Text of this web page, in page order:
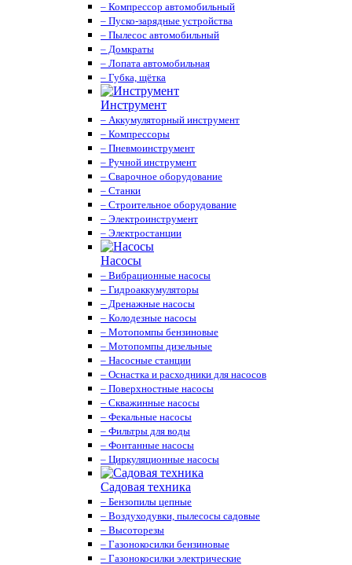
– Компрессор автомобильный
– Пуско-зарядные устройства
– Пылесос автомобильный
– Домкраты
– Лопата автомобильная
– Губка, щётка
Инструмент
– Аккумуляторный инструмент
– Компрессоры
– Пневмоинструмент
– Ручной инструмент
– Сварочное оборудование
– Станки
– Строительное оборудование
– Электроинструмент
– Электростанции
Насосы
– Вибрационные насосы
– Гидроаккумуляторы
– Дренажные насосы
– Колодезные насосы
– Мотопомпы бензиновые
– Мотопомпы дизельные
– Насосные станции
– Оснастка и расходники для насосов
– Поверхностные насосы
– Скважинные насосы
– Фекальные насосы
– Фильтры для воды
– Фонтанные насосы
– Циркуляционные насосы
Садовая техника
– Бензопилы цепные
– Воздуходувки, пылесосы садовые
– Высоторезы
– Газонокосилки бензиновые
– Газонокосилки электрические